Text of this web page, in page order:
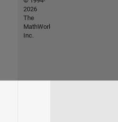
2026
The
MathWorks,
Inc.